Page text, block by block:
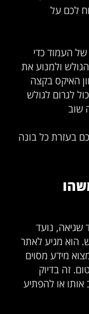
לכם על
של העמוד כדי
ולמנוע את
האיקס בקצה
לגרום לגולש
שוב
את עמוד ה-404 שלכם בעזרת כל בונה
שגיאה, נועד
הוא מגיע לאתר
מידע מסוים
זה בדיוק
אותו או להפתיע